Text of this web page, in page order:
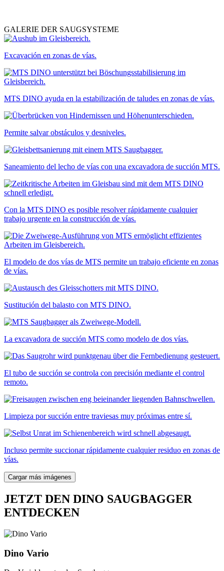
GALERIE DER SAUGSYSTEME
Excavación en zonas de vías.
MTS DINO ayuda en la estabilización de taludes en zonas de vías.
Permite salvar obstáculos y desniveles.
Saneamiento del lecho de vías con una excavadora de succión MTS.
Con la MTS DINO es posible resolver rápidamente cualquier
trabajo urgente en la construcción de vías.
El modelo de dos vías de MTS permite un trabajo eficiente en zonas
de vías.
Sustitución del balasto con MTS DINO.
La excavadora de succión MTS como modelo de dos vías.
El tubo de succión se controla con precisión mediante el control
remoto.
Limpieza por succión entre traviesas muy próximas entre sí.
Incluso permite succionar rápidamente cualquier residuo en zonas de
vías.
Cargar más imágenes
JETZT DEN DINO SAUGBAGGER
ENTDECKEN
Dino Vario